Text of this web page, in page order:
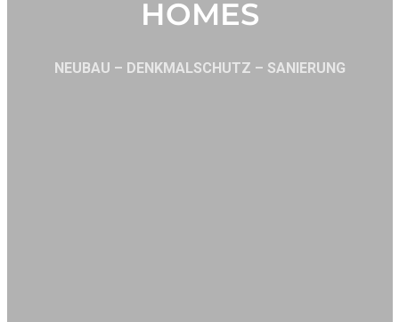
HOMES
NEUBAU – DENKMALSCHUTZ – SANIERUNG